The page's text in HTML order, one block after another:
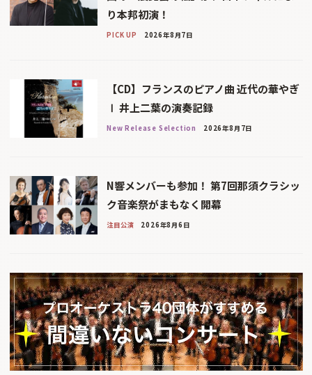
り本邦初演！
PICK UP 2026年8月7日
【CD】フランスのピアノ曲 近代の華やぎ
Ⅰ 井上二葉の演奏記録
New Release Selection 2026年8月7日
N響メンバーも参加！ 第7回那須クラシッ
ク音楽祭がまもなく開幕
注目公演 2026年8月6日